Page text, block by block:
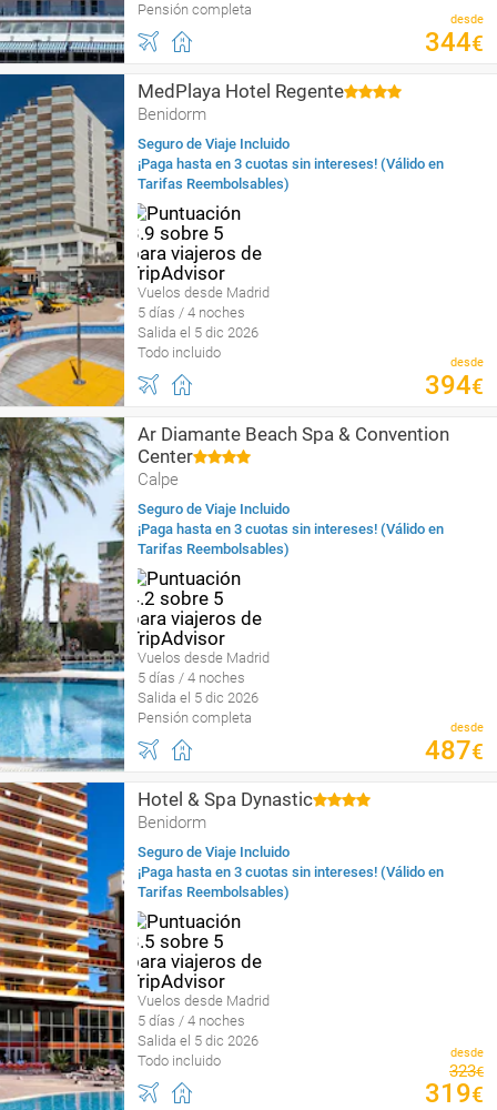
Pensión completa
desde
344€
MedPlaya Hotel Regente
Benidorm
Seguro de Viaje Incluido
¡Paga hasta en 3 cuotas sin intereses! (Válido en
Tarifas Reembolsables)
Vuelos desde Madrid
5 días / 4 noches
Salida el 5 dic 2026
Todo incluido
desde
394€
Ar Diamante Beach Spa & Convention
Center
Calpe
Seguro de Viaje Incluido
¡Paga hasta en 3 cuotas sin intereses! (Válido en
Tarifas Reembolsables)
Vuelos desde Madrid
5 días / 4 noches
Salida el 5 dic 2026
Pensión completa
desde
487€
Hotel & Spa Dynastic
Benidorm
Seguro de Viaje Incluido
¡Paga hasta en 3 cuotas sin intereses! (Válido en
Tarifas Reembolsables)
Vuelos desde Madrid
5 días / 4 noches
Salida el 5 dic 2026
Todo incluido
desde
323€
319€